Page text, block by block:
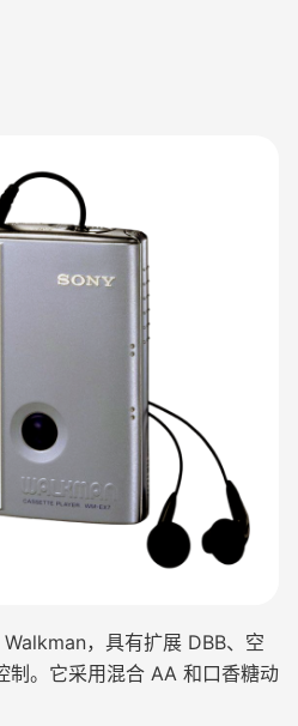
，具有扩展 DBB、空
制。它采用混合 AA 和口香糖动